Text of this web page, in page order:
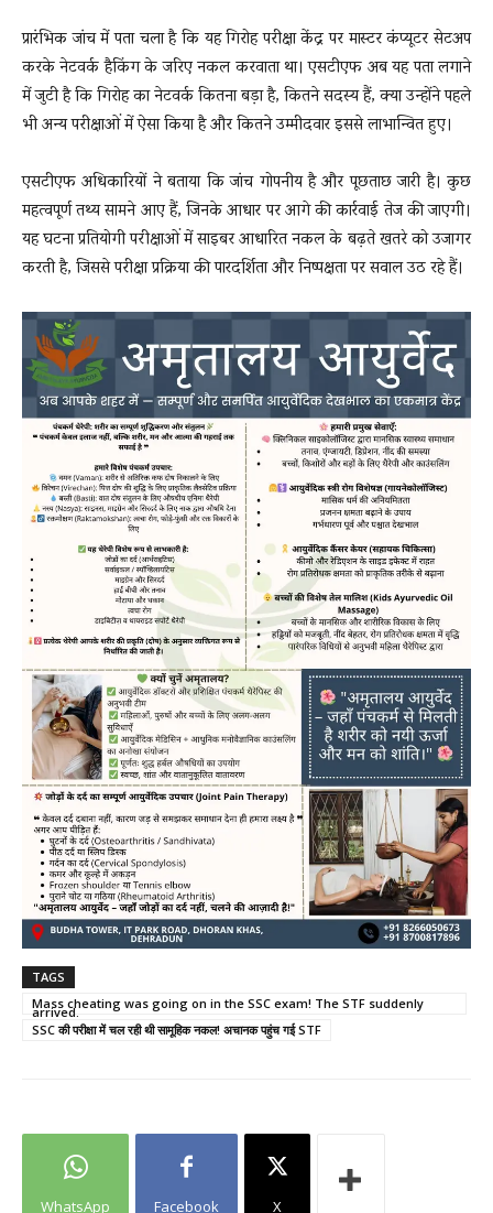
प्रारंभिक जांच में पता चला है कि यह गिरोह परीक्षा केंद्र पर मास्टर कंप्यूटर सेटअप
करके नेटवर्क हैकिंग के जरिए नकल करवाता था। एसटीएफ अब यह पता लगाने
में जुटी है कि गिरोह का नेटवर्क कितना बड़ा है, कितने सदस्य हैं, क्या उन्होंने पहले
भी अन्य परीक्षाओं में ऐसा किया है और कितने उम्मीदवार इससे लाभान्वित हुए।
एसटीएफ अधिकारियों ने बताया कि जांच गोपनीय है और पूछताछ जारी है। कुछ
महत्वपूर्ण तथ्य सामने आए हैं, जिनके आधार पर आगे की कार्रवाई तेज की जाएगी।
यह घटना प्रतियोगी परीक्षाओं में साइबर आधारित नकल के बढ़ते खतरे को उजागर
करती है, जिससे परीक्षा प्रक्रिया की पारदर्शिता और निष्पक्षता पर सवाल उठ रहे हैं।
TAGS
Mass cheating was going on in the SSC exam! The STF suddenly
arrived.
SSC की परीक्षा में चल रही थी सामूहिक नकल! अचानक पहुंच गई STF
WhatsApp Facebook X